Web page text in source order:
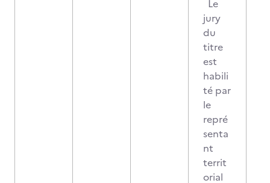
Le
jury
du
titre
est
habili
té par
le
repré
senta
nt
territ
orial